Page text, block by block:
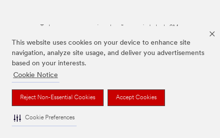
This website uses cookies on your device to enhance site
navigation, analyze site usage, and deliver you advertisements
based on your interests.
Cookie Notice
Reject Non-Essential Cookies Accept Cookies
Cookie Preferences
Todas as marcas mencionadas são propriedade da 3M.